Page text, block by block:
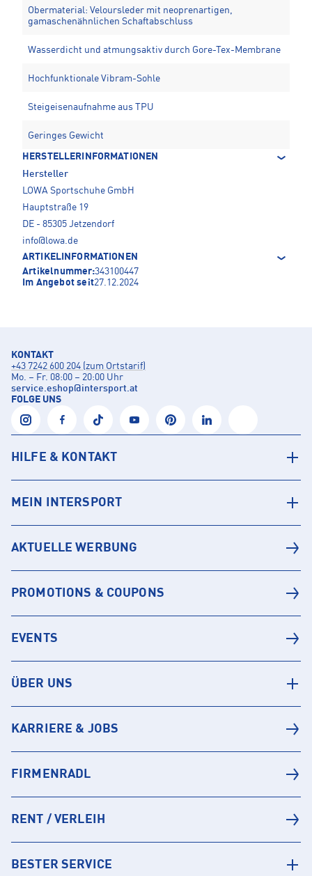
Obermaterial: Veloursleder mit neoprenartigen,
gamaschenähnlichen Schaftabschluss
Wasserdicht und atmungsaktiv durch Gore-Tex-Membrane
Hochfunktionale Vibram-Sohle
Steigeisenaufnahme aus TPU
Geringes Gewicht
HERSTELLERINFORMATIONEN
Hersteller
LOWA Sportschuhe GmbH
Hauptstraße 19
DE - 85305 Jetzendorf
info@lowa.de
ARTIKELINFORMATIONEN
Artikelnummer:343100447
Im Angebot seit27.12.2024
KONTAKT
+43 7242 600 204 (zum Ortstarif)
Mo. – Fr. 08:00 – 20:00 Uhr
service.eshop@intersport.at
FOLGE UNS
HILFE & KONTAKT
MEIN INTERSPORT
AKTUELLE WERBUNG
PROMOTIONS & COUPONS
EVENTS
ÜBER UNS
KARRIERE & JOBS
FIRMENRADL
RENT / VERLEIH
BESTER SERVICE